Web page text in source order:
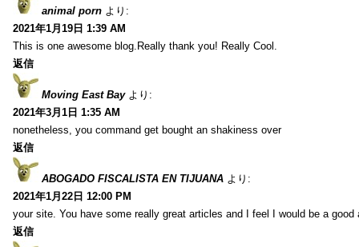
animal porn より:
2021年1月19日 1:39 AM
This is one awesome blog.Really thank you! Really Cool.
返信
Moving East Bay より:
2021年3月1日 1:35 AM
nonetheless, you command get bought an shakiness over
返信
ABOGADO FISCALISTA EN TIJUANA より:
2021年1月22日 12:00 PM
your site. You have some really great articles and I feel I would be a good
返信